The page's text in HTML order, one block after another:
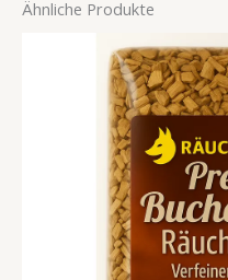
Ähnliche Produkte